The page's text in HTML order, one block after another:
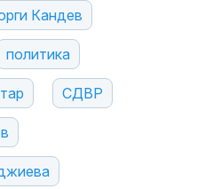
Кандев
политика
СДВР